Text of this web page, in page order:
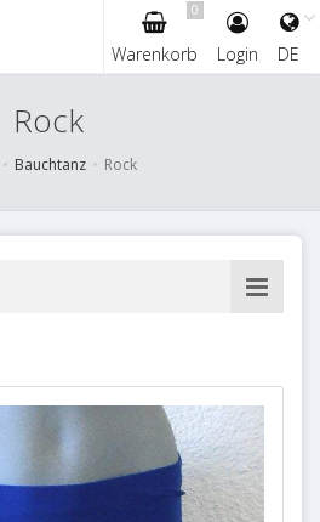
0
Warenkorb Login DE
Rock
Bauchtanz Rock